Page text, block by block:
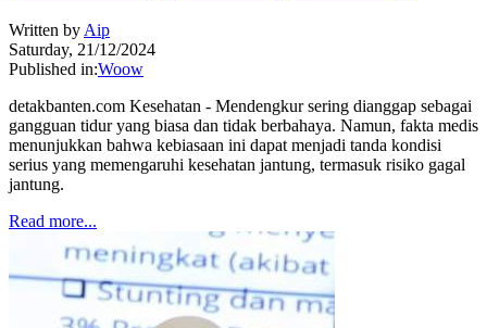
Written by Aip
Saturday, 21/12/2024
Published in:Woow
detakbanten.com Kesehatan - Mendengkur sering dianggap sebagai
gangguan tidur yang biasa dan tidak berbahaya. Namun, fakta medis
menunjukkan bahwa kebiasaan ini dapat menjadi tanda kondisi
serius yang memengaruhi kesehatan jantung, termasuk risiko gagal
jantung.
Read more...